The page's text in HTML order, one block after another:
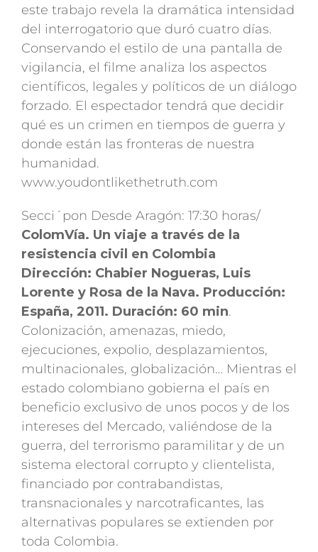
este trabajo revela la dramática intensidad
del interrogatorio que duró cuatro días.
Conservando el estilo de una pantalla de
vigilancia, el filme analiza los aspectos
científicos, legales y políticos de un diálogo
forzado. El espectador tendrá que decidir
qué es un crimen en tiempos de guerra y
donde están las fronteras de nuestra
humanidad.
www.youdontlikethetruth.com
Secci´pon Desde Aragón: 17:30 horas/
ColomVía. Un viaje a través de la
resistencia civil en Colombia
Dirección: Chabier Nogueras, Luis
Lorente y Rosa de la Nava. Producción:
España, 2011. Duración: 60 min.
Colonización, amenazas, miedo,
ejecuciones, expolio, desplazamientos,
multinacionales, globalización… Mientras el
estado colombiano gobierna el país en
beneficio exclusivo de unos pocos y de los
intereses del Mercado, valiéndose de la
guerra, del terrorismo paramilitar y de un
sistema electoral corrupto y clientelista,
financiado por contrabandistas,
transnacionales y narcotraficantes, las
alternativas populares se extienden por
toda Colombia.